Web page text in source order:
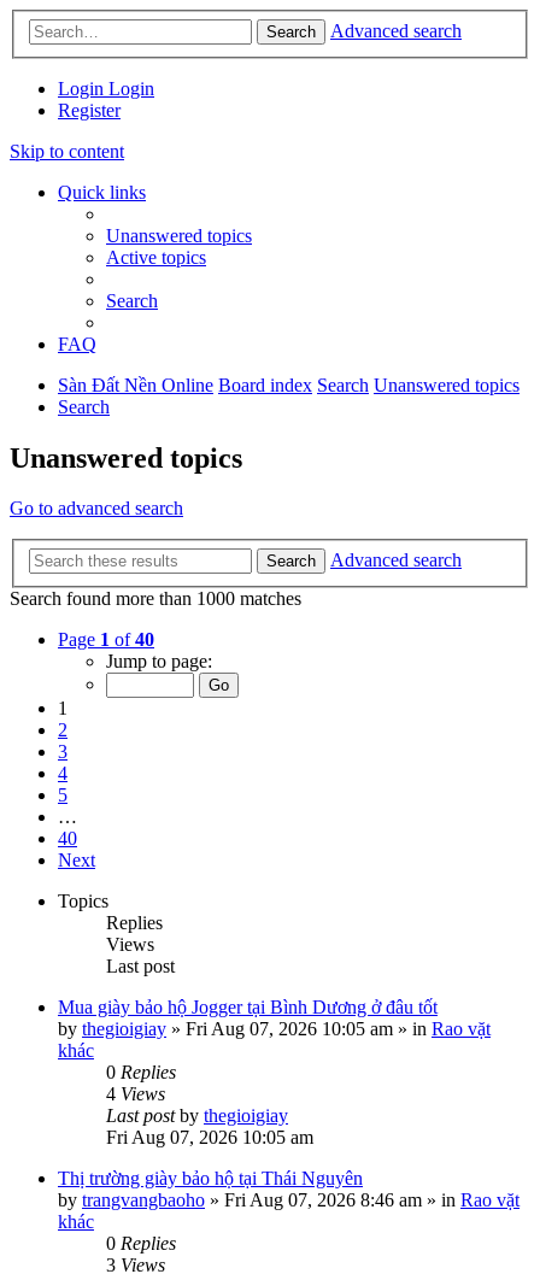
Search Advanced search
Login Login
Register
Skip to content
Quick links
Unanswered topics
Active topics
Search
FAQ
Sàn Đất Nền Online Board index Search Unanswered topics
Search
Unanswered topics
Go to advanced search
Search
Advanced search
Search found more than 1000 matches
Page 1 of40
Jump to page:
1
2
3
4
5
…
40
Next
Topics
Replies
Views
Last post
Mua giày bảo hộ Jogger tại Bình Dương ở đâu tốt
by thegioigiay » Fri Aug 07, 2026 10:05 am » in Rao vặt
khác
0 Replies
4 Views
Last postby thegioigiay
Fri Aug 07, 2026 10:05 am
Thị trường giày bảo hộ tại Thái Nguyên
by trangvangbaoho » Fri Aug 07, 2026 8:46 am » in Rao vặt
khác
0 Replies
3 Views